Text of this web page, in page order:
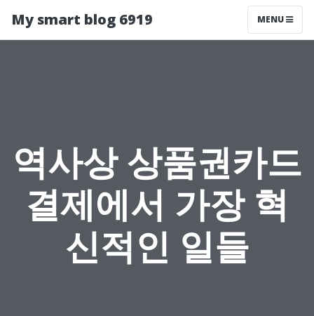
My smart blog 6919 MENU
역사상 상품권카드
결제에서 가장 혁
신적인 일들